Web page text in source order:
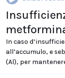
In caso
all’accumulo, e
(Al), per